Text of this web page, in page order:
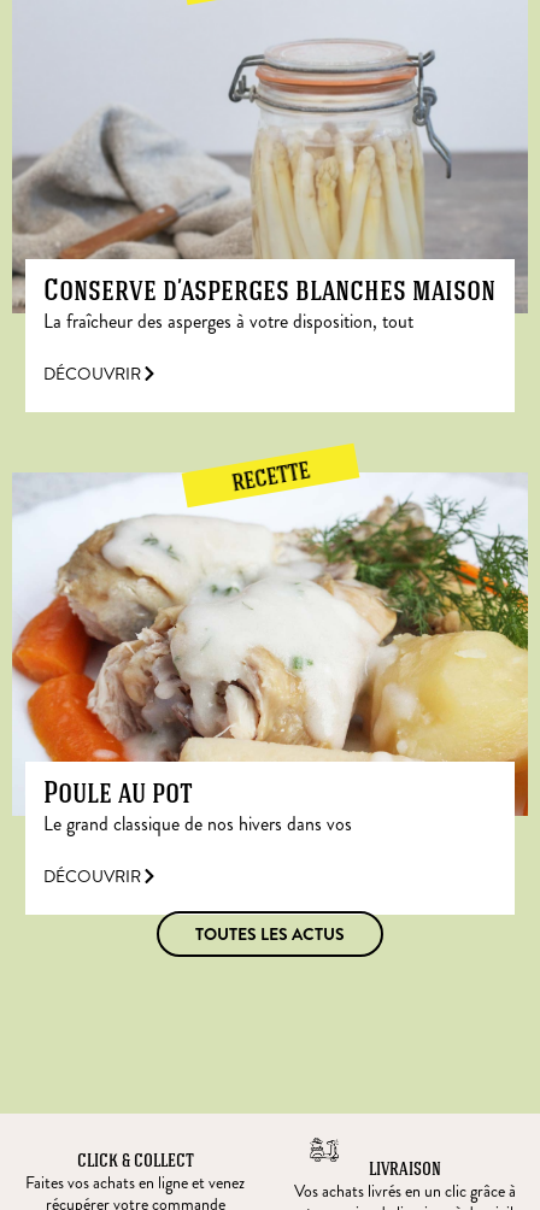
Conserve d’asperges blanches maison
La fraîcheur des asperges à votre disposition, tout
DÉCOUVRIR
RECETTE
Poule au pot
Le grand classique de nos hivers dans vos
DÉCOUVRIR
TOUTES LES ACTUS
CLICK & COLLECT
Faites vos achats en ligne et venez
récupérer votre commande
LIVRAISON
Vos achats livrés en un clic grâce à